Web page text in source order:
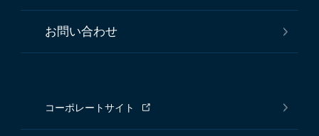
お問い合わせ
コーポレートサイト